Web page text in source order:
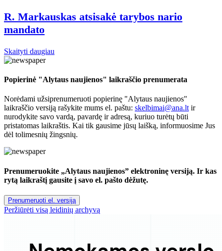
R. Markauskas atsisakė tarybos nario
mandato
Skaityti daugiau
Popierinė "Alytaus naujienos" laikraščio prenumerata
Norėdami užsiprenumeruoti popierinę "Alytaus naujienos"
laikraščio versiją rašykite mums el. paštu: skelbimai@ana.ltir
nurodykite savo vardą, pavardę ir adresą, kuriuo turėtų būti
pristatomas laikraštis. Kai tik gausime jūsų laišką, informuosime Jus
dėl tolimesnių žingsnių.
Prenumeruokite „Alytaus naujienos” elektroninę versiją. Ir kas
rytą laikraštį gausite į savo el. pašto dėžutę.
Prenumeruoti el. versiją
Peržiūrėti visą leidinių archyvą